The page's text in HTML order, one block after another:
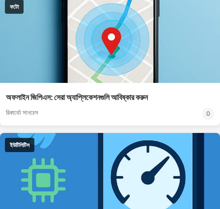
ফটো
অফলাইন জিপিএস: সেরা অ্যাপ্লিকেশনগুলি আবিষ্কার করুন
রিকার্ডো সানচেস 0
ইউটিলিটিস